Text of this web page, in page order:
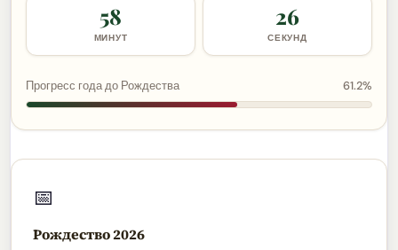
58
МИНУТ
25
СЕКУНД
Прогресс года до Рождества 61.2%
📅
Рождество 2026